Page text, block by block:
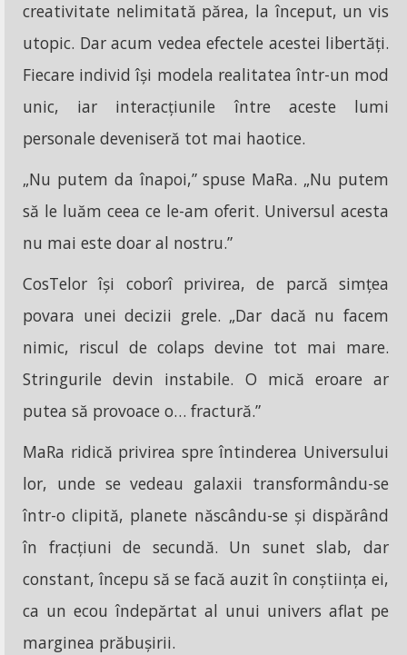
creativitate nelimitată părea, la început, un vis
utopic. Dar acum vedea efectele acestei libertăți.
Fiecare individ își modela realitatea într-un mod
unic, iar interacțiunile între aceste lumi
personale deveniseră tot mai haotice.
„Nu putem da înapoi,” spuse MaRa. „Nu putem
să le luăm ceea ce le-am oferit. Universul acesta
nu mai este doar al nostru.”
CosTelor își coborî privirea, de parcă simțea
povara unei decizii grele. „Dar dacă nu facem
nimic, riscul de colaps devine tot mai mare.
Stringurile devin instabile. O mică eroare ar
putea să provoace o… fractură.”
MaRa ridică privirea spre întinderea Universului
lor, unde se vedeau galaxii transformându-se
într-o clipită, planete născându-se și dispărând
în fracțiuni de secundă. Un sunet slab, dar
constant, începu să se facă auzit în conștiința ei,
ca un ecou îndepărtat al unui univers aflat pe
marginea prăbușirii.